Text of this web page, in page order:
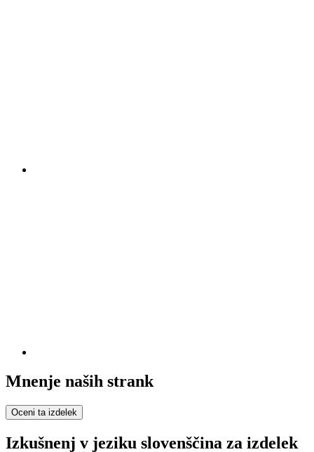
Mnenje naših strank
Oceni ta izdelek
Izkušnenj v jeziku slovenščina za izdelek